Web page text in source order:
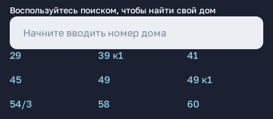
Воспользуйтесь поиском, чтобы найти свой дом
29 39 к1
41
45
49
49 к1
54/3
58
60